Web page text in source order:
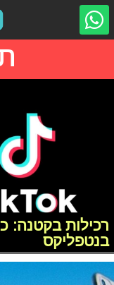
רכילות בקטנה:
בנטפליקס